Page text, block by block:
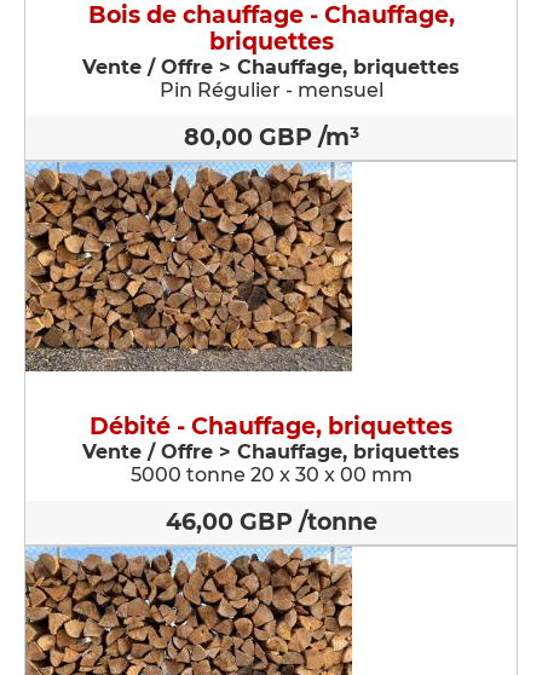
Bois de chauffage - Chauffage,
briquettes
Vente / Offre > Chauffage, briquettes
Pin Régulier - mensuel
80,00 GBP /m³
Débité - Chauffage, briquettes
Vente / Offre > Chauffage, briquettes
5000 tonne 20 x 30 x 00 mm
46,00 GBP /tonne